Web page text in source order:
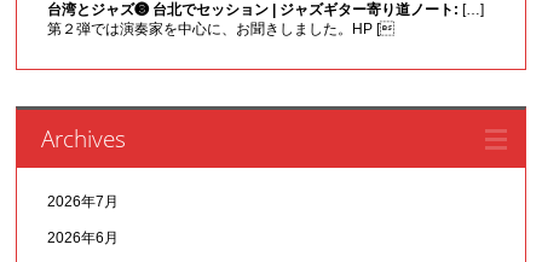
台湾とジャズ❸ 台北でセッション | ジャズギター寄り道ノート: […]
第２弾では演奏家を中心に、お聞きしました。HP [
Archives
2026年7月
2026年6月